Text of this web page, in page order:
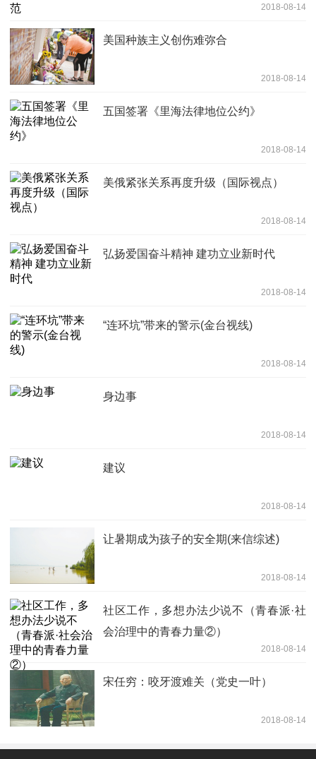
2018-08-14
美国种族主义创伤难弥合
2018-08-14
五国签署《里海法律地位公约》
2018-08-14
美俄紧张关系再度升级（国际视点）
2018-08-14
弘扬爱国奋斗精神 建功立业新时代
2018-08-14
“连环坑”带来的警示(金台视线)
2018-08-14
身边事
2018-08-14
建议
2018-08-14
让暑期成为孩子的安全期(来信综述)
2018-08-14
社区工作，多想办法少说不（青春派·社
会治理中的青春力量②）
2018-08-14
宋任穷：咬牙渡难关（党史一叶）
2018-08-14